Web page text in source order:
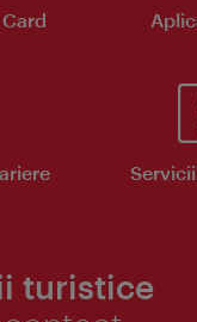
turistice